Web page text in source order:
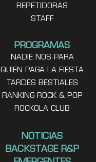
REPETIDORAS
STAFF
PROGRAMAS
NADIE NOS PARA
QUIEN PAGA LA FIESTA
TARDES BESTIALES
RANKING ROCK & POP
ROCKOLA CLUB
NOTICIAS
BACKSTAGE R&P